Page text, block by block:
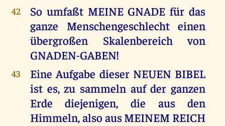
42
So umfaßt MEINE GNADE für das
ganze Menschengeschlecht einen
übergroßen Skalenbereich von
GNADEN-GABEN!
43
Eine Aufgabe dieser NEUEN BIBEL
ist es, zu sammeln auf der ganzen
Erde diejenigen, die aus den
Himmeln, also aus MEINEM REICH